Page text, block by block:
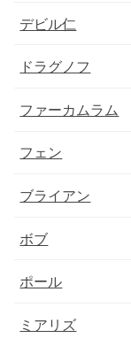
デビル仁
ドラグノフ
ファーカムラム
フェン
ブライアン
ボブ
ポール
ミアリズ